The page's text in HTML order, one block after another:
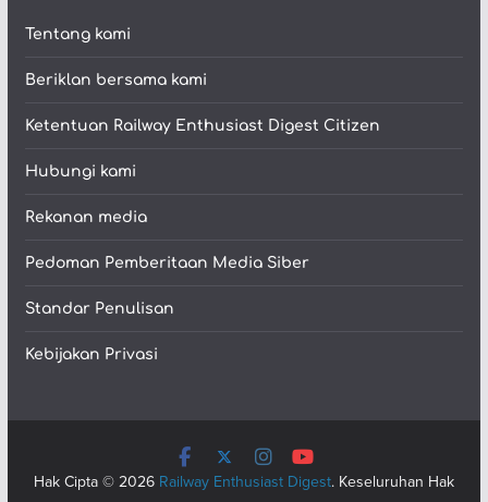
Tentang kami
Beriklan bersama kami
Ketentuan Railway Enthusiast Digest Citizen
Hubungi kami
Rekanan media
Pedoman Pemberitaan Media Siber
Standar Penulisan
Kebijakan Privasi
Hak Cipta © 2026 Railway Enthusiast Digest. Keseluruhan Hak